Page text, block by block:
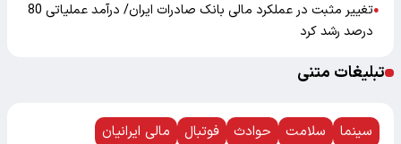
●
تغییر مثبت در عملکرد مالی بانک صادرات ایران/ درآمد عملیاتی 80
درصد رشد کرد
تبلیغات متنی
سینما سلامت حوادث فوتبال
مالی ایرانیان